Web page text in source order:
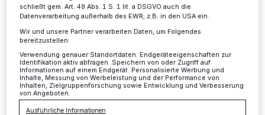
Innenstadt
Mettmann·Ab Donnerstag, 11. Januar, gibt es im
Rahmen der Baumaßnahme Breite Straße / Johannes-
Flintrop-Straße einige Veränderungen in der
Verkehrsführung:
schließt gem. Art. 49 Abs. 1 S. 1 lit. a DSGVO auch die
Datenverarbeitung außerhalb des EWR, z.B. in den USA ein.
Wir und unsere Partner verarbeiten Daten, um Folgendes
bereitzustellen:
Verwendung genauer Standortdaten. Endgeräteeigenschaften zur
Identifikation aktiv abfragen. Speichern von oder Zugriff auf
Informationen auf einem Endgerät. Personalisierte Werbung und
Inhalte, Messung von Werbeleistung und der Performance von
Inhalten, Zielgruppenforschung sowie Entwicklung und Verbesserung
von Angeboten.
Ausführliche Informationen